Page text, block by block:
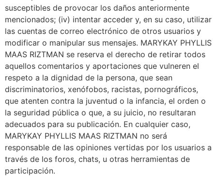
susceptibles de provocar los daños anteriormente
mencionados; (iv) intentar acceder y, en su caso, utilizar
las cuentas de correo electrónico de otros usuarios y
modificar o manipular sus mensajes. MARYKAY PHYLLIS
MAAS RIZTMAN se reserva el derecho de retirar todos
aquellos comentarios y aportaciones que vulneren el
respeto a la dignidad de la persona, que sean
discriminatorios, xenófobos, racistas, pornográficos,
que atenten contra la juventud o la infancia, el orden o
la seguridad pública o que, a su juicio, no resultaran
adecuados para su publicación. En cualquier caso,
MARYKAY PHYLLIS MAAS RIZTMAN no será
responsable de las opiniones vertidas por los usuarios a
través de los foros, chats, u otras herramientas de
participación.